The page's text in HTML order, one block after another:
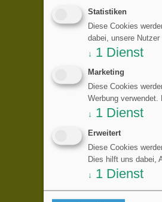
Statistiken
Diese Cookies
dabei, unsere
↓ 1 Dienst
Marketing
Diese Cookies
Werbung
↓ 1 Dienst
Erweitert
Diese Cookies
Dies hilft uns dabei,
↓ 1 Dienst